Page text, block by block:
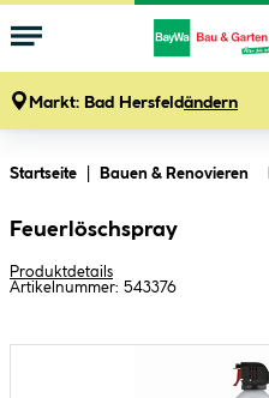
Markt: Bad Hersfeldändern
Startseite Bauen & Renovieren
Feuerlöschspray
Produktdetails
Artikelnummer: 543376